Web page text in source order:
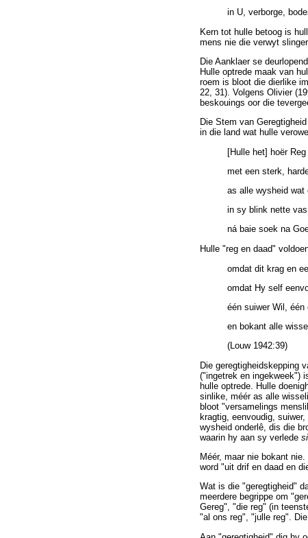
in U, verborge,
Kern tot hulle betoog is
mens nie die verwyt
Die Aanklaer se
Hulle optrede maak van
roem is bloot die dierlike
22, 31). Volgens Olivier
beskouings oor die
Die Stem van
in die land wat hulle
[Hulle het] hoër
met een sterk,
as alle wysheid wat
in sy blink nette
ná baie soek na
Hulle "reg en daad"
omdat dit krag en
omdat Hy self
één suiwer Wil, één
en bokant alle
(Louw 1942:39)
Die geregtigheidskepping
("ingetrek en ingekweek")
hulle optrede. Hulle
sinlike, méér as alle
bloot "versamelings
kragtig, eenvoudig,
wysheid onderlê, dis die
waarin hy aan sy verlede
Méér, maar nie bokant
word "uit drif en daad en
Wat is die "geregtigheid"
meerdere begrippe om
Gereg", "die reg" (in
"al ons reg", "julle reg".